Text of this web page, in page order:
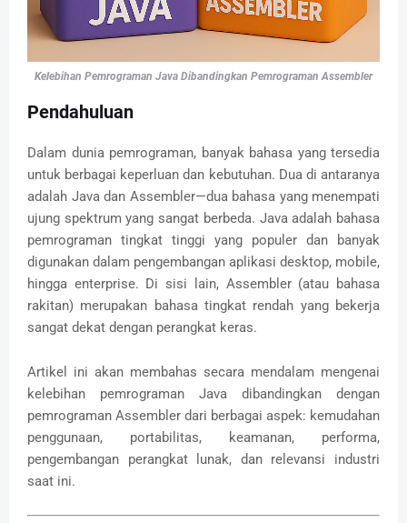
Kelebihan Pemrograman Java Dibandingkan Pemrograman Assembler
Pendahuluan
Dalam dunia pemrograman, banyak bahasa yang tersedia
untuk berbagai keperluan dan kebutuhan. Dua di antaranya
adalah Java dan Assembler—dua bahasa yang menempati
ujung spektrum yang sangat berbeda. Java adalah bahasa
pemrograman tingkat tinggi yang populer dan banyak
digunakan dalam pengembangan aplikasi desktop, mobile,
hingga enterprise. Di sisi lain, Assembler (atau bahasa
rakitan) merupakan bahasa tingkat rendah yang bekerja
sangat dekat dengan perangkat keras.
Artikel ini akan membahas secara mendalam mengenai
kelebihan pemrograman Java dibandingkan dengan
pemrograman Assembler dari berbagai aspek: kemudahan
penggunaan, portabilitas, keamanan, performa,
pengembangan perangkat lunak, dan relevansi industri
saat ini.